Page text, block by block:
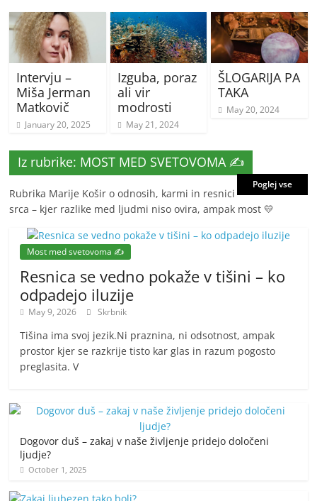
Intervju –
Miša Jerman
Matkovič
January 20, 2025
Izguba, poraz
ali vir
modrosti
May 21, 2024
ŠLOGARIJA PA
TAKA
May 20, 2024
Iz rubrike: MOST MED SVETOVOMA ✍️
Poglej vse
Rubrika Marije Košir o odnosih, karmi in resnici
srca – kjer razlike med ljudmi niso ovira, ampak most 💛
Most med svetovoma ✍️
Resnica se vedno pokaže v tišini – ko
odpadejo iluzije
May 9, 2026 Skrbnik
Tišina ima svoj jezik.Ni praznina, ni odsotnost, ampak
prostor kjer se razkrije tisto kar glas in razum pogosto
preglasita. V
Dogovor duš – zakaj v naše življenje pridejo določeni
ljudje?
October 1, 2025